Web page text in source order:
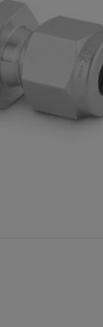
0,07 BAR